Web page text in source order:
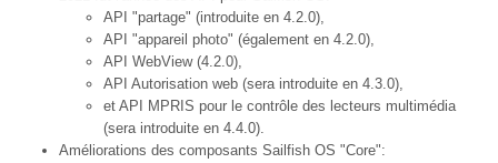
API "partage" (introduite en 4.2.0),
API "appareil photo" (également en 4.2.0),
API WebView (4.2.0),
API Autorisation web (sera introduite en 4.3.0),
et API MPRIS pour le contrôle des lecteurs multimédia
(sera introduite en 4.4.0).
Améliorations des composants Sailfish OS "Core":